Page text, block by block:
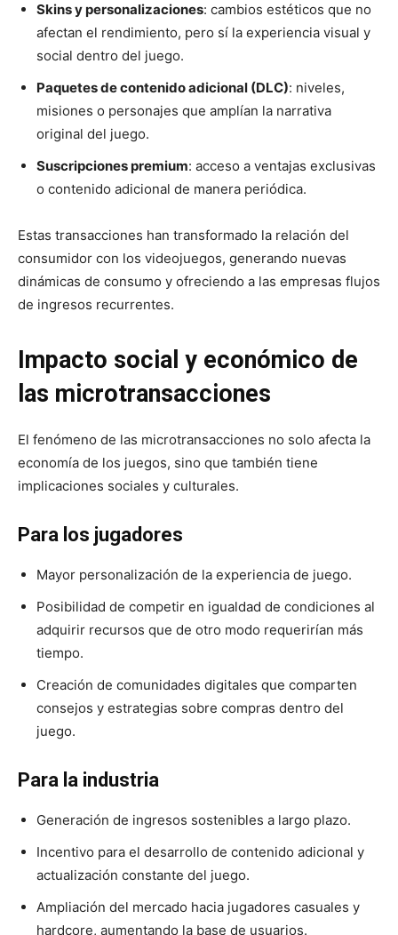
Skins y personalizaciones: cambios estéticos que no
afectan el rendimiento, pero sí la experiencia visual y
social dentro del juego.
Paquetes de contenido adicional (DLC): niveles,
misiones o personajes que amplían la narrativa
original del juego.
Suscripciones premium: acceso a ventajas exclusivas
o contenido adicional de manera periódica.
Estas transacciones han transformado la relación del
consumidor con los videojuegos, generando nuevas
dinámicas de consumo y ofreciendo a las empresas flujos
de ingresos recurrentes.
Impacto social y económico de
las microtransacciones
El fenómeno de las microtransacciones no solo afecta la
economía de los juegos, sino que también tiene
implicaciones sociales y culturales.
Para los jugadores
Mayor personalización de la experiencia de juego.
Posibilidad de competir en igualdad de condiciones al
adquirir recursos que de otro modo requerirían más
tiempo.
Creación de comunidades digitales que comparten
consejos y estrategias sobre compras dentro del
juego.
Para la industria
Generación de ingresos sostenibles a largo plazo.
Incentivo para el desarrollo de contenido adicional y
actualización constante del juego.
Ampliación del mercado hacia jugadores casuales y
hardcore, aumentando la base de usuarios.